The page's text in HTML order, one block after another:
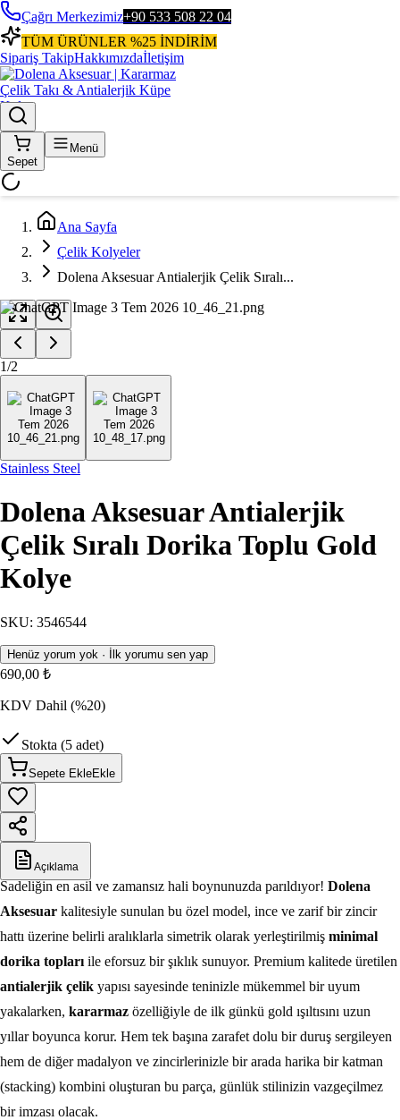
Çağrı Merkezimiz+90 533 508 22 04
TÜM ÜRÜNLER %25 İNDİRİM
Sipariş TakipHakkımızdaİletişim
Sepet
Menü
Ana Sayfa
Çelik Kolyeler
Dolena Aksesuar Antialerjik Çelik Sıralı...
1/2
Stainless Steel
Dolena Aksesuar Antialerjik
Çelik Sıralı Dorika Toplu Gold
Kolye
SKU: 3546544
Henüz yorum yok · İlk yorumu sen yap
690,00 ₺
KDV Dahil (%20)
Stokta (5 adet)
Sepete EkleEkle
Açıklama
Sadeliğin en asil ve zamansız hali boynunuzda parıldıyor! Dolena
Aksesuar kalitesiyle sunulan bu özel model, ince ve zarif bir zincir
hattı üzerine belirli aralıklarla simetrik olarak yerleştirilmiş minimal
dorika topları ile eforsuz bir şıklık sunuyor. Premium kalitede üretilen
antialerjik çelik yapısı sayesinde teninizle mükemmel bir uyum
yakalarken, kararmaz özelliğiyle de ilk günkü gold ışıltısını uzun
yıllar boyunca korur. Hem tek başına zarafet dolu bir duruş sergileyen
hem de diğer madalyon ve zincirlerinizle bir arada harika bir katman
(stacking) kombini oluşturan bu parça, günlük stilinizin vazgeçilmez
bir imzası olacak.